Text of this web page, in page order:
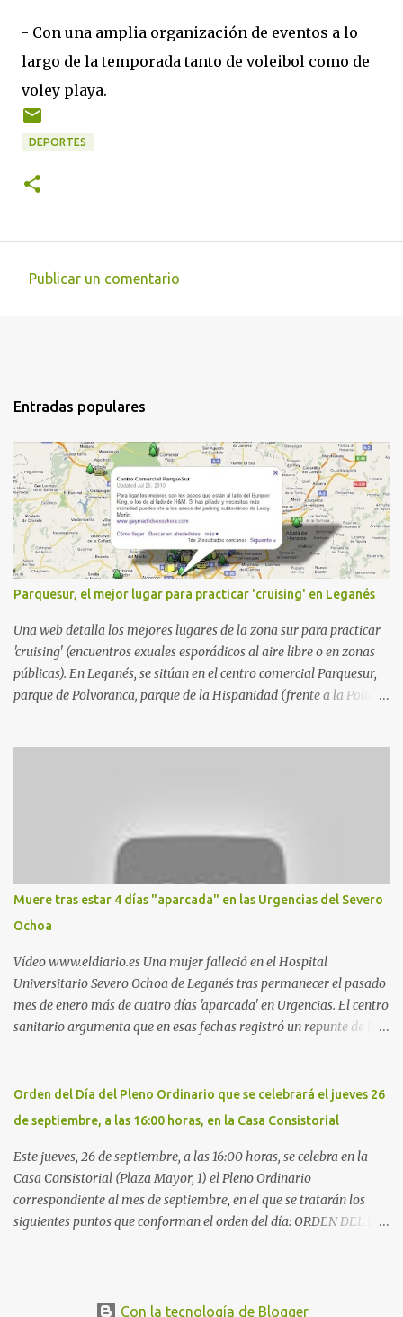
- Con una amplia organización de eventos a lo
largo de la temporada tanto de voleibol como de
voley playa.
DEPORTES
n
r
i
o
s
Publicar un comentario
Entradas populares
Parquesur, el mejor lugar para practicar 'cruising' en Leganés
Una web detalla los mejores lugares de la zona sur para practicar
'cruising' (encuentros exuales esporádicos al aire libre o en zonas
públicas). En Leganés, se sitúan en el centro comercial Parquesur,
parque de Polvoranca, parque de la Hispanidad (frente a la Policía
estadio municipal de Butarque) y caminos entre el estadio y Plaza
Nueva. Otro lugar: Escombrera de Polvoranca, entre Leganés y
Móstoles También en el parque de la Hispanidad, situado frente a
la Policía Local de Leganés de la calle Chile, 1, y junto al
cementerio de Butarque". Más información
Muere tras estar 4 días "aparcada" en las Urgencias del Severo
Ochoa
Vídeo www.eldiario.es Una mujer falleció en el Hospital
Universitario Severo Ochoa de Leganés tras permanecer el pasado
mes de enero más de cuatro días 'aparcada' en Urgencias. El centro
sanitario argumenta que en esas fechas registró un repunte de las
arritmia y agravamiento de su dolencia por culpa de un resfriado.
Por ello, la ingresaron a finales del año pasado en el Hospital
cama, en el pasillo, sin mantas y sin poder descansar. Su hija, que
ha denunciado el caso y que grabó un vídeo de la situación
extrema, aseguró que los pasillos estaban repletos de enfermos y
que faltaban médicos por las vacaciones de Navidad, además de
Orden del Día del Pleno Ordinario que se celebrará el jueves 26
de septiembre, a las 16:00 horas, en la Casa Consistorial
Este jueves, 26 de septiembre, a las 16:00 horas, se celebra en la
Casa Consistorial (Plaza Mayor, 1) el Pleno Ordinario
correspondiente al mes de septiembre, en el que se tratarán los
siguientes puntos que conforman el orden del día: ORDEN DEL DÍA
de 2013, sesión extraordinaria. - 25 de julio de 2013, sesión
Con la tecnología de Blogger